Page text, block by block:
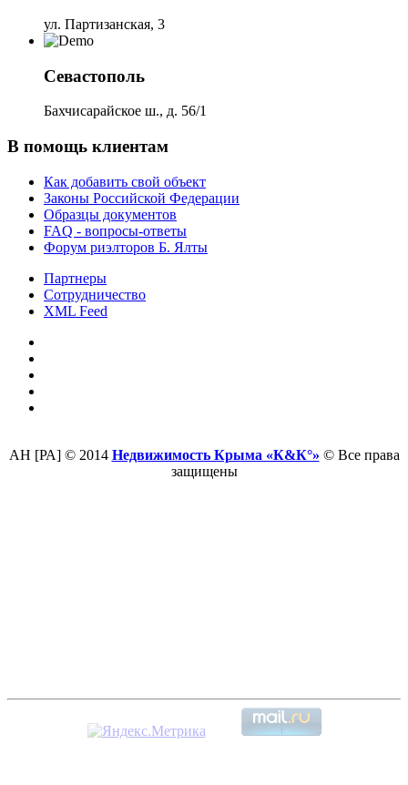
ул. Партизанская, 3
Севастополь
Бахчисарайское ш., д. 56/1
В помощь клиентам
Как добавить свой объект
Законы Российской Федерации
Образцы документов
FAQ - вопросы-ответы
Форум риэлторов Б. Ялты
Партнеры
Сотрудничество
XML Feed
АН [РА] © 2014 Недвижимость Крыма «К&К°» © Все права
защищены